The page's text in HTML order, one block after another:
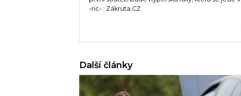
-ric- ; Zákruta.CZ
Další články